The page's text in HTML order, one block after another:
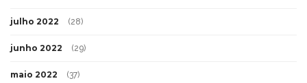
julho 2022 (28)
junho 2022 (29)
maio 2022 (37)